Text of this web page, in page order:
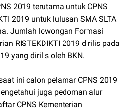
2019 terutama untuk CPNS
2019 untuk lulusan SMA SLTA
Jumlah lowongan Formasi
RISTEKDIKTI 2019 dirilis pada
yang dirilis oleh BKN.
ini calon pelamar CPNS 2019
juga pedoman alur
CPNS Kementerian